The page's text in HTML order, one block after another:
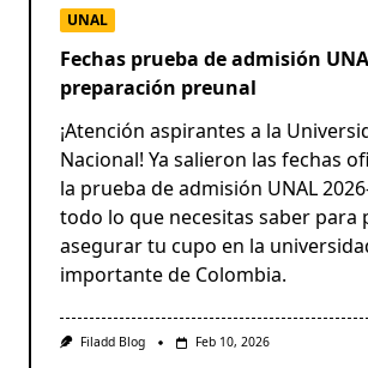
UNAL
Fechas prueba de admisión
preparación preunal
¡Atención aspirantes a la
Nacional! Ya salieron las fechas
la prueba de admisión UNAL
todo lo que necesitas saber para
asegurar tu cupo en la
importante de Colombia.
Filadd Blog Feb 10, 2026